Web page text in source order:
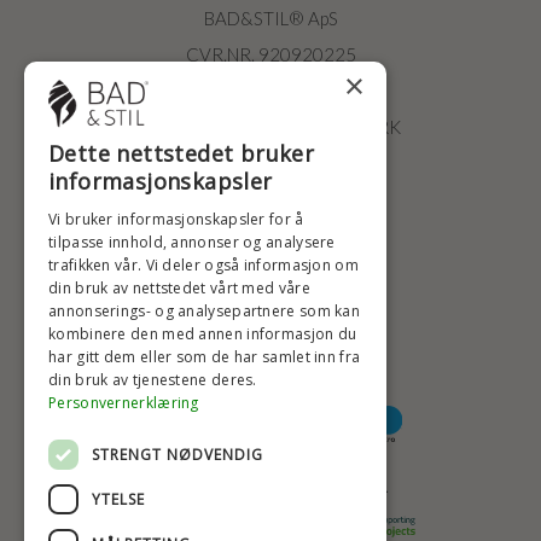
BAD&STIL® ApS
CVR.NR. 920920225
ØSTERBROGADE 202
2100 KØBENHAVN • DANMARK
+47 2396 6660
BADSTIL@BADSTIL.NO
HØYESTE KREDITTVURD
BETALINGSALTERNATIVER
TRYGG OG SIKKER NETTHANDEL
×
Dette nettstedet bruker
informasjonskapsler
Vi bruker informasjonskapsler for å
tilpasse innhold, annonser og analysere
trafikken vår. Vi deler også informasjon om
din bruk av nettstedet vårt med våre
annonserings- og analysepartnere som kan
kombinere den med annen informasjon du
har gitt dem eller som de har samlet inn fra
din bruk av tjenestene deres.
Personvernerklæring
STRENGT NØDVENDIG
YTELSE